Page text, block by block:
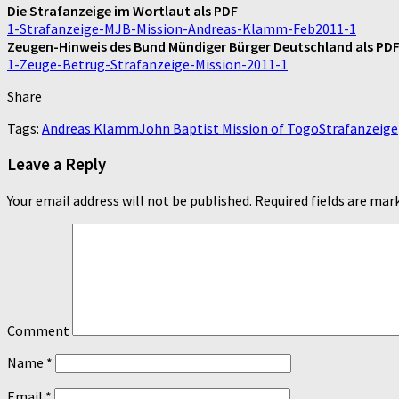
Die Strafanzeige im Wortlaut als PDF
1-Strafanzeige-MJB-Mission-Andreas-Klamm-Feb2011-1
Zeugen-Hinweis des Bund Mündiger Bürger Deutschland als
1-Zeuge-Betrug-Strafanzeige-Mission-2011-1
Share
Tags: Andreas KlammJohn Baptist Mission of TogoStrafanzeige
Leave a Reply
Your email address will not be published. Required fields are
Comment
Name *